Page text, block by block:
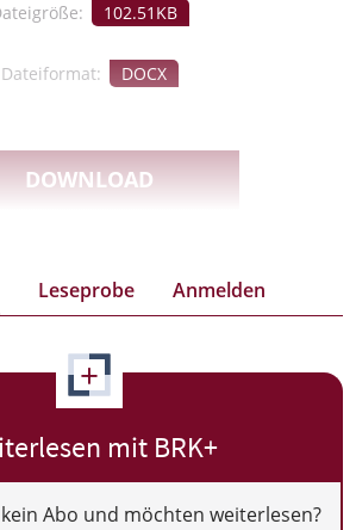
102.51KB
Dateiformat: DOCX
DOWNLOAD
Leseprobe Anmelden
+
mit BRK+
Abo und möchten weiterlesen?